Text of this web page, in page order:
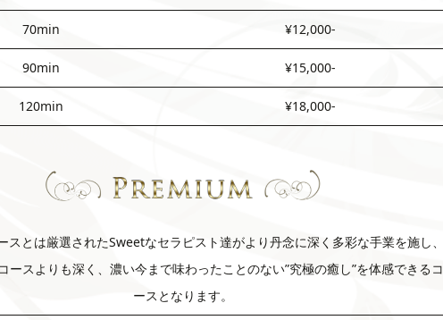
70min ¥12,000-
90min ¥15,000-
120min ¥18,000-
スとは厳選されたSweetなセラピスト達がより丹念に深く多彩な手業を施し、
ースよりも深く、濃い今まで味わったことのない”究極の癒し”を体感できるコ
ースとなります。